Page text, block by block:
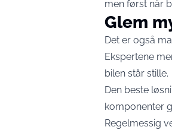
men først når
Glem
Det er også
Ekspertene
bilen står stille.
Den beste
komponenter
Regelmessig